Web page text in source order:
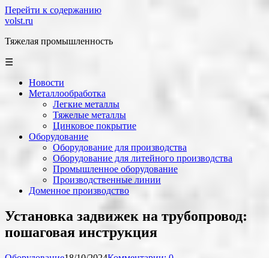
Перейти к содержанию
volst.ru
Тяжелая промышленность
☰
Новости
Металлообработка
Легкие металлы
Тяжелые металлы
Цинковое покрытие
Оборудование
Оборудование для производства
Оборудование для литейного производства
Промышленное оборудование
Производственные линии
Доменное производство
Установка задвижек на трубопровод:
пошаговая инструкция